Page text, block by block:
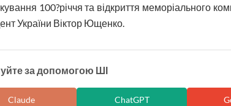
100?річчя та відкриття меморіального
України Віктор Ющенко.
за допомогою ШІ
Claude ChatGPT